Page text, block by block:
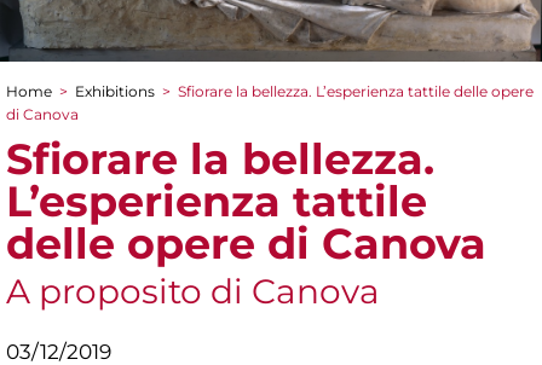
You are here
Home > Exhibitions > Sfiorare la bellezza. L’esperienza tattile delle opere
di Canova
Sfiorare la bellezza.
L’esperienza tattile
delle opere di Canova
A proposito di Canova
03/12/2019